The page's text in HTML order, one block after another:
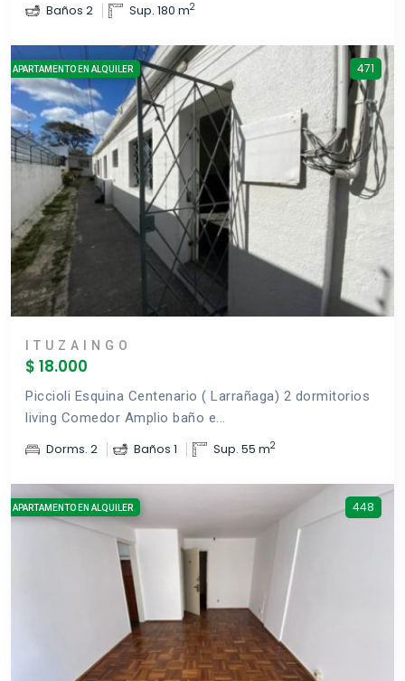
Baños 2 Sup. 180 m2
APARTAMENTO EN ALQUILER 471
ITUZAINGO
$ 18.000
Piccioli Esquina Centenario ( Larrañaga) 2 dormitorios
living Comedor Amplio baño e...
Dorms. 2 Baños 1 Sup. 55 m2
APARTAMENTO EN ALQUILER 448